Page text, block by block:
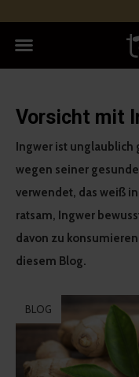
Vorsicht mit
Ingwer ist unglaublich
wegen seiner
verwendet, das weiß
ratsam, Ingwer
davon zu
diesem Blog.
BLOG